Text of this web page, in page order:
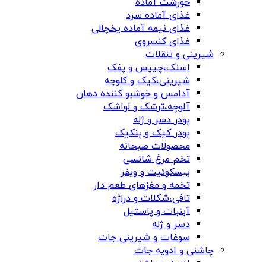
غذای آماده سرد
غذای نیمه آماده یخچالی
غذای کنسروی
شیرینی و تنقلات
اسنک،چیپس و پفک
شیرینی،کیک و کلوچه
آدامس و خوشبو کننده دهان
آلوچه،ترشک و لواشک
پودر دسر و ژله
پودر کیک و پنکیک
محصولات صبحانه
تخم مرغ شانسی
بیسکوئیت و ویفر
تخمه و مغزهای طعم دار
تافی،شکلات و دراژه
آبنبات و پاستیل
دسر و ژله
سوغات و شیرینی جات
چاشنی و ادویه جات